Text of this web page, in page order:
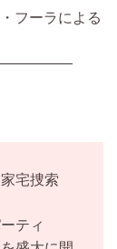
フーラによる
宅捜索
ティ